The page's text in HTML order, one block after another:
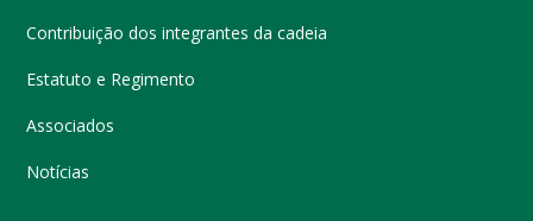
Contribuição dos integrantes da cadeia
Estatuto e Regimento
Associados
Notícias